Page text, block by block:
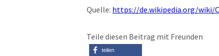
Quelle: https://de.wikipedia.org/wiki/
Teile diesen Beitrag mit Freunden
teilen